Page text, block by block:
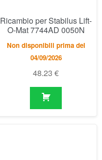
Ricambio per Stabilus Lift-
O-Mat 7744AD 0050N
Non disponibili prima del
04/09/2026
48.23 €